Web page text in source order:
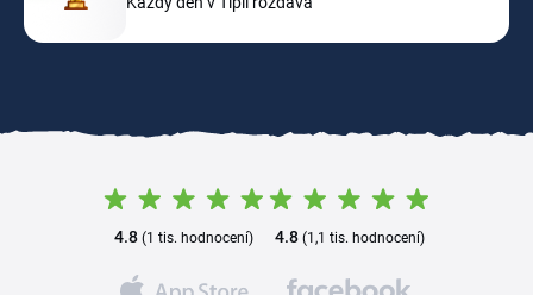
4.8 (1 tis. hodnocení) 4.8(1,1 tis. hodnocení)